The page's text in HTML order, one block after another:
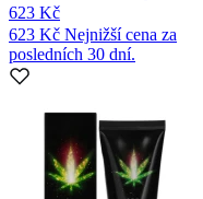
623 Kč
623 Kč Nejnižší cena za
posledních 30 dní.